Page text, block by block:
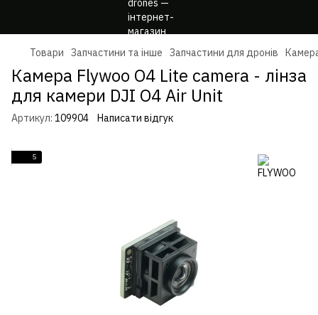
Товари Запчастини та інше Запчастини для дронів
Камера Flywoo O4 Lite camera - лінза
для камери DJI O4 Air Unit
Артикул: 109904 Написати відгук
5